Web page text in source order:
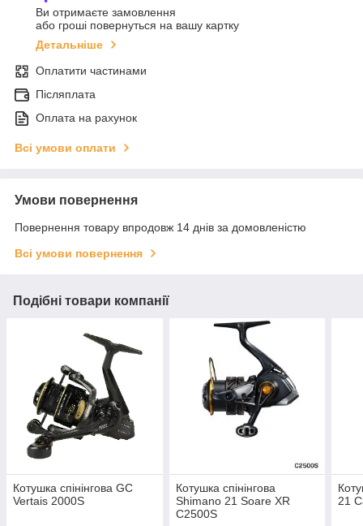
Ви отримаєте замовлення
або гроші повернуться на вашу картку
Детальніше
Оплатити частинами
Післяплата
Оплата на рахунок
Всі умови оплати
Умови повернення
Повернення товару впродовж 14 днів за домовленістю
Всі умови повернення
Подібні товари компанії
Котушка спінінгова GC
Vertais 2000S
Котушка спінінгова
Shimano 21 Soare XR
C2500S
21